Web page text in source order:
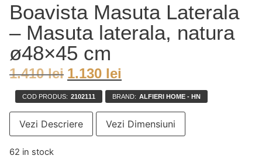
Boavista Masuta Laterala
– Masuta laterala, natura
ø48×45 cm
1.410lei 1.130 lei
COD PRODUS: 2102111 BRAND: ALFIERI HOME - HN
Vezi Descriere Vezi Dimensiuni
62 in stock